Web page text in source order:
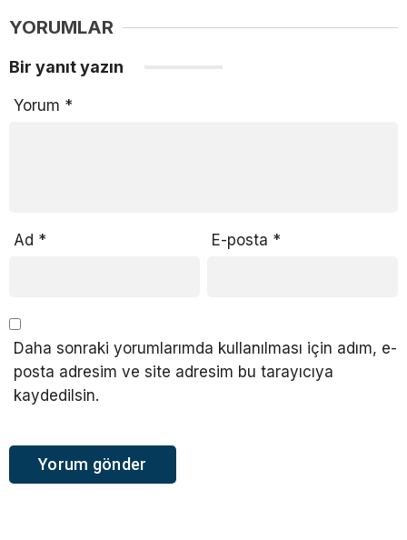
YORUMLAR
Bir yanıt yazın
Yorum *
Ad * E-posta *
Daha sonraki yorumlarımda kullanılması için adım, e-
posta adresim ve site adresim bu tarayıcıya
kaydedilsin.